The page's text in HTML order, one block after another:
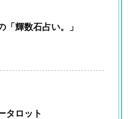
「輝数石占い。」
タロット